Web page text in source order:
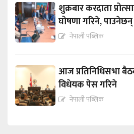
शुक्रबार करदाता
घोषणा गरिने,
नेपाली पब्लिक
आज प्रतिनिधिसभा
विधेयक पेस गरिने
नेपाली पब्लिक